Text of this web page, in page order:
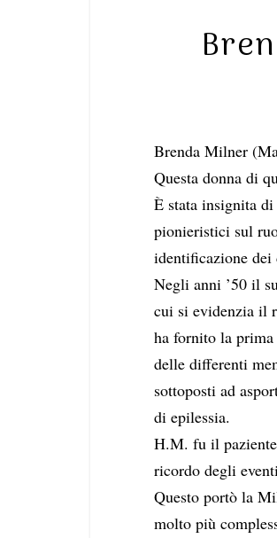
Brenda Milner
Questa donna di
È stata insignita
pionieristici sul
identificazione dei
Negli anni ’50 il
cui si evidenzia il
ha fornito la
delle differenti
sottoposti ad
di epilessia.
H.M. fu il
ricordo degli
Questo portò la
molto più